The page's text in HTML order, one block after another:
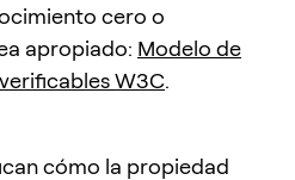
cero o
apropiado: Modelo de
W3C.
cómo la propiedad